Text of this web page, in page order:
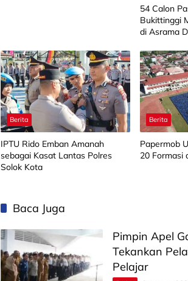
‎54 Calon
Bukittinggi
di Asrama
Berita
IPTU Rido Emban Amanah
sebagai Kasat Lantas Polres
Solok Kota
Berita
Papermob
20 Formasi
Baca Juga
Pimpin Apel
Tekankan
Pelajar